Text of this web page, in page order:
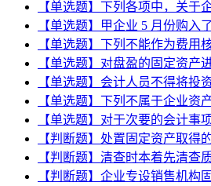
【单选题】下列各项中，关于
【单选题】甲企业 5 月份购入
【单选题】下列不能作为费用
【单选题】对盘盈的固定资产
【单选题】会计人员不得将投
【单选题】下列不属于企业资
【单选题】对于次要的会计
【判断题】处置固定资产取得
【判断题】清查时本着先清查
【判断题】企业专设销售机构